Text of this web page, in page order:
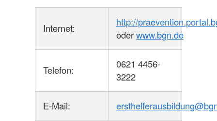
Internet:
http://
oderwww.bgn.de
Telefon:
0621 4456-
3222
E-Mail: